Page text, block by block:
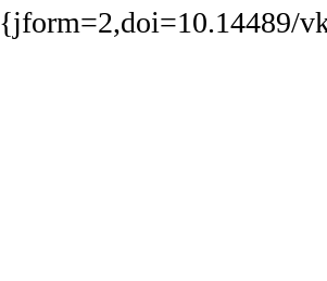
{jform=2,doi=10.14489/